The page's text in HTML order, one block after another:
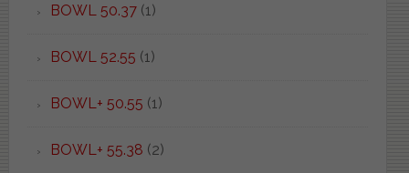
BOWL 50.37(1)
BOWL 52.55 (1)
BOWL+ 50.55 (1)
BOWL+ 55.38 (2)